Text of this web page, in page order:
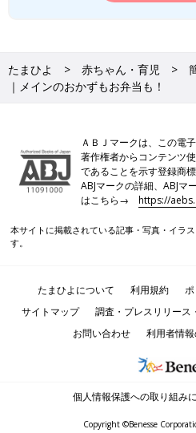
たまひよ 赤ちゃん・育児
｜メインのおかずもお弁当も！
ＡＢＪマークは、この電
著作権者からコンテンツ
であることを示す登録商
ABJマークの詳細、ABJマ
はこちら→https://
本サイトに掲載されている記事・写真・イラ
す。
たまひよについて 利用規約
サイトマップ
調査・プレスリリース
お問い合わせ
利用者情
個人情報保護への取り組み
Copyright ©Benesse